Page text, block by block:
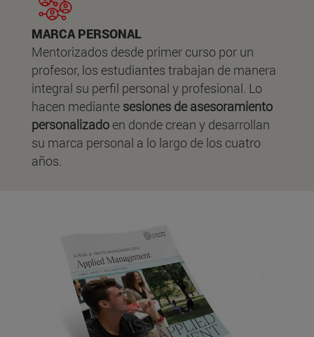
MARCA PERSONAL
Mentorizados desde primer curso por un
profesor, los estudiantes trabajan de manera
integral su perfil personal y profesional. Lo
hacen mediante sesiones de asesoramiento
personalizado en donde crean y desarrollan
su marca personal a lo largo de los cuatro
años.